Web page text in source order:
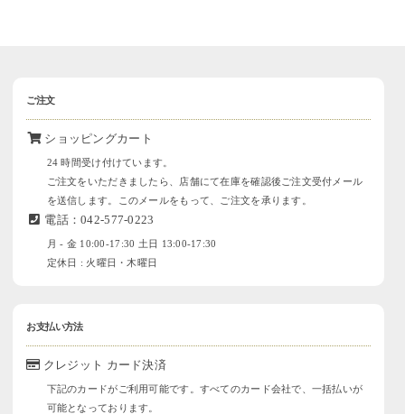
ご注文
ショッピングカート
24 時間受け付けています。
ご注文をいただきましたら、店舗にて在庫を確認後ご注文受付メール
を送信します。このメールをもって、ご注文を承ります。
電話：042-577-0223
月 - 金 10:00-17:30 土日 13:00-17:30
定休日 : 火曜日・木曜日
お支払い方法
クレジット カード決済
下記のカードがご利用可能です。すべてのカード会社で、一括払いが
可能となっております。